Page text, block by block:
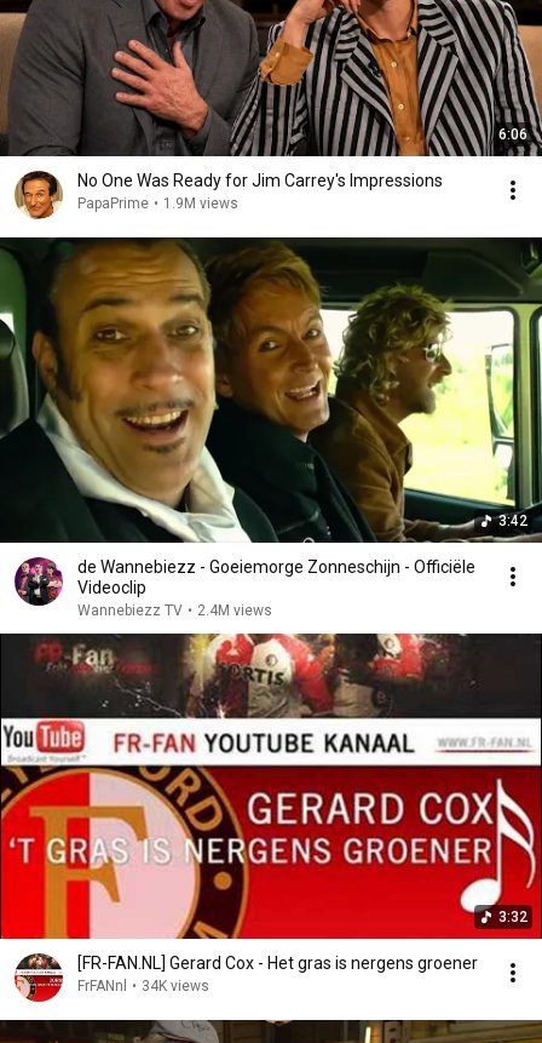
6:06
No One Was Ready for Jim Carrey's Impressions
PapaPrime • 1.9M views
3:42
de Wannebiezz - Goeiemorge Zonneschijn - Officiële
Videoclip
Wannebiezz TV • 2.4M views
3:32
[FR-FAN.NL] Gerard Cox - Het gras is nergens groener
FrFANnl • 34K views